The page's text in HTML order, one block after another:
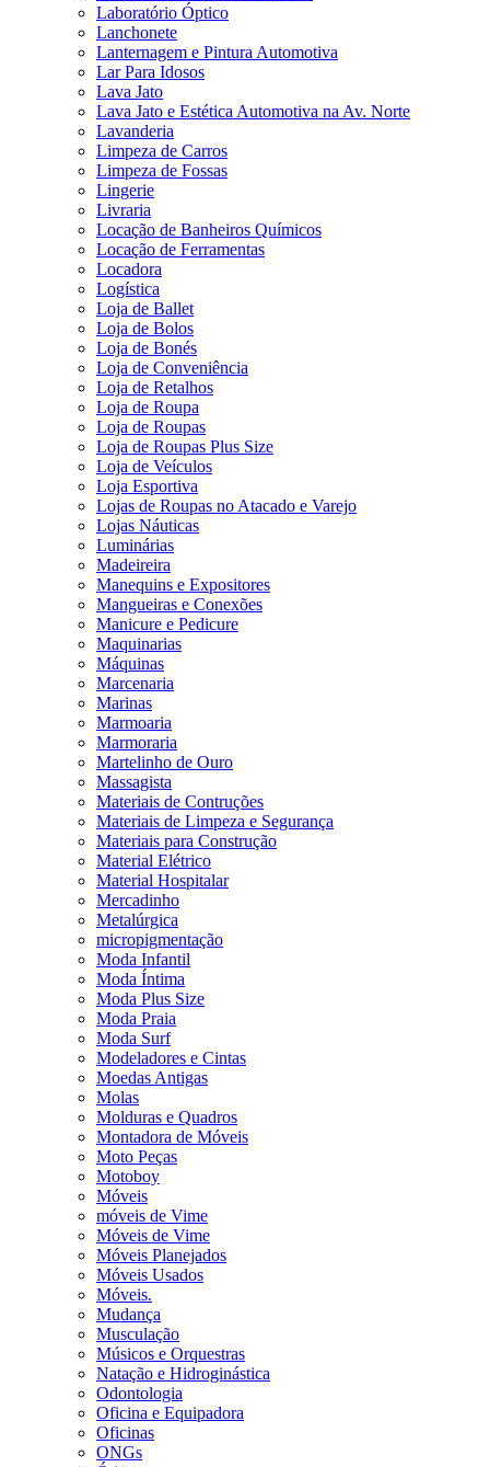
Laboratório Óptico
Lanchonete
Lanternagem e Pintura Automotiva
Lar Para Idosos
Lava Jato
Lava Jato e Estética Automotiva na Av. Norte
Lavanderia
Limpeza de Carros
Limpeza de Fossas
Lingerie
Livraria
Locação de Banheiros Químicos
Locação de Ferramentas
Locadora
Logística
Loja de Ballet
Loja de Bolos
Loja de Bonés
Loja de Conveniência
Loja de Retalhos
Loja de Roupa
Loja de Roupas
Loja de Roupas Plus Size
Loja de Veículos
Loja Esportiva
Lojas de Roupas no Atacado e Varejo
Lojas Náuticas
Luminárias
Madeireira
Manequins e Expositores
Mangueiras e Conexões
Manicure e Pedicure
Maquinarias
Máquinas
Marcenaria
Marinas
Marmoaria
Marmoraria
Martelinho de Ouro
Massagista
Materiais de Contruções
Materiais de Limpeza e Segurança
Materiais para Construção
Material Elétrico
Material Hospitalar
Mercadinho
Metalúrgica
micropigmentação
Moda Infantil
Moda Íntima
Moda Plus Size
Moda Praia
Moda Surf
Modeladores e Cintas
Moedas Antigas
Molas
Molduras e Quadros
Montadora de Móveis
Moto Peças
Motoboy
Móveis
móveis de Vime
Móveis de Vime
Móveis Planejados
Móveis Usados
Móveis.
Mudança
Musculação
Músicos e Orquestras
Natação e Hidroginástica
Odontologia
Oficina e Equipadora
Oficinas
ONGs